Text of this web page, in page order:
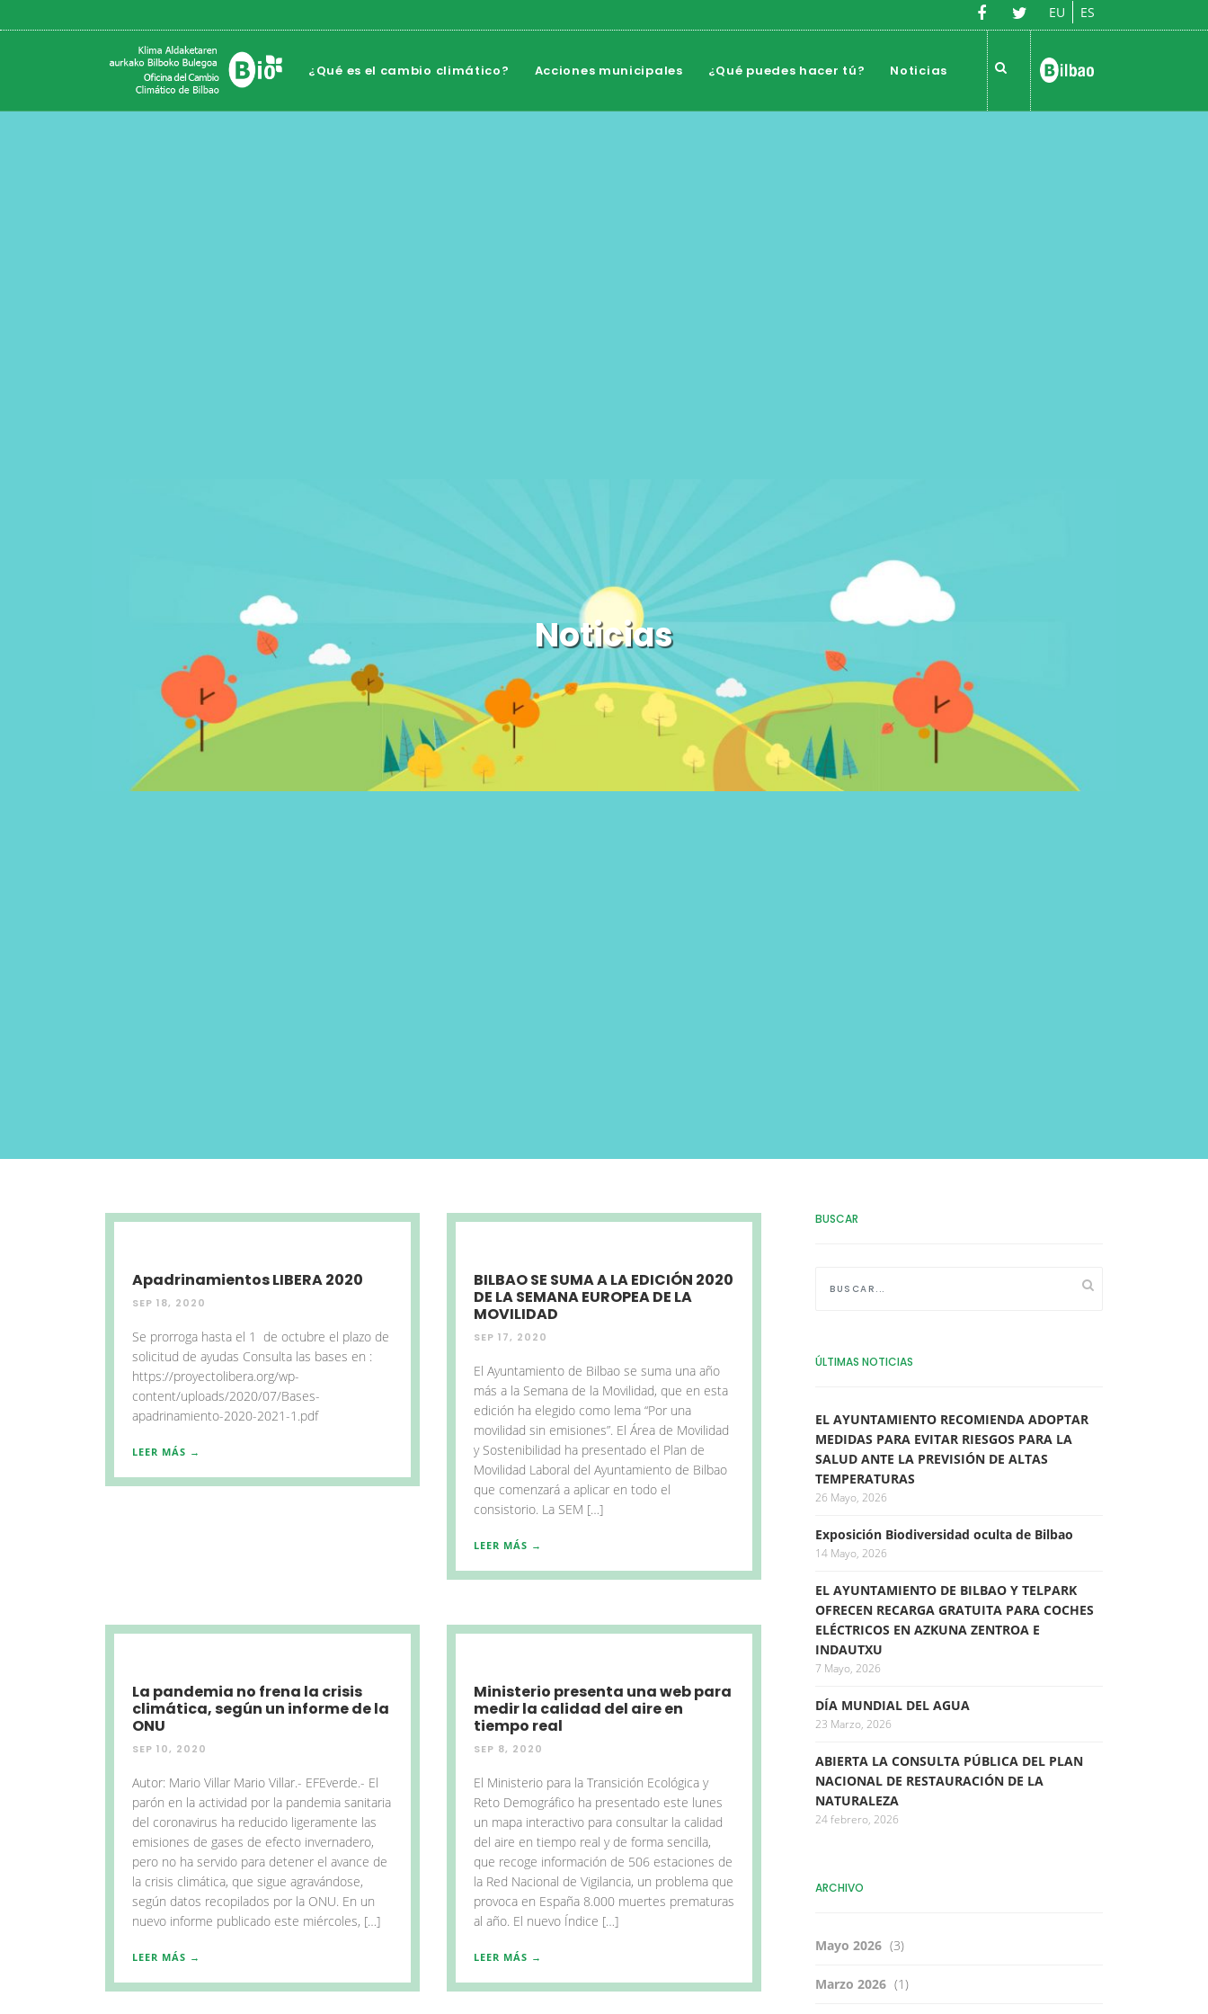
EU ES
¿Qué es el cambio climático? Acciones municipales ¿Qué puedes hacer tú? Noticias
Noticias
Apadrinamientos LIBERA 2020
SEP 18, 2020
Se prorroga hasta el 1 de octubre el plazo de
solicitud de ayudas Consulta las bases en :
https://proyectolibera.org/wp-
content/uploads/2020/07/Bases-
apadrinamiento-2020-2021-1.pdf
LEER MÁS →
BILBAO SE SUMA A LA EDICIÓN 2020
DE LA SEMANA EUROPEA DE LA
MOVILIDAD
SEP 17, 2020
El Ayuntamiento de Bilbao se suma una año
más a la Semana de la Movilidad, que en esta
edición ha elegido como lema “Por una
movilidad sin emisiones”. El Área de Movilidad
y Sostenibilidad ha presentado el Plan de
Movilidad Laboral del Ayuntamiento de Bilbao
que comenzará a aplicar en todo el
consistorio. La SEM […]
LEER MÁS →
La pandemia no frena la crisis
climática, según un informe de la
ONU
SEP 10, 2020
Autor: Mario Villar Mario Villar.- EFEverde.- El
parón en la actividad por la pandemia sanitaria
del coronavirus ha reducido ligeramente las
emisiones de gases de efecto invernadero,
pero no ha servido para detener el avance de
la crisis climática, que sigue agravándose,
según datos recopilados por la ONU. En un
nuevo informe publicado este miércoles, […]
LEER MÁS →
Ministerio presenta una web para
medir la calidad del aire en
tiempo real
SEP 8, 2020
El Ministerio para la Transición Ecológica y
Reto Demográfico ha presentado este lunes
un mapa interactivo para consultar la calidad
del aire en tiempo real y de forma sencilla,
que recoge información de 506 estaciones de
la Red Nacional de Vigilancia, un problema que
provoca en España 8.000 muertes prematuras
al año. El nuevo Índice […]
LEER MÁS →
BUSCAR
ÚLTIMAS NOTICIAS
EL AYUNTAMIENTO RECOMIENDA ADOPTAR
MEDIDAS PARA EVITAR RIESGOS PARA LA
SALUD ANTE LA PREVISIÓN DE ALTAS
TEMPERATURAS
26 Mayo, 2026
Exposición Biodiversidad oculta de Bilbao
14 Mayo, 2026
EL AYUNTAMIENTO DE BILBAO Y TELPARK
OFRECEN RECARGA GRATUITA PARA COCHES
ELÉCTRICOS EN AZKUNA ZENTROA E
INDAUTXU
7 Mayo, 2026
DÍA MUNDIAL DEL AGUA
23 Marzo, 2026
ABIERTA LA CONSULTA PÚBLICA DEL PLAN
NACIONAL DE RESTAURACIÓN DE LA
NATURALEZA
24 febrero, 2026
ARCHIVO
Mayo 2026 (3)
Marzo 2026 (1)